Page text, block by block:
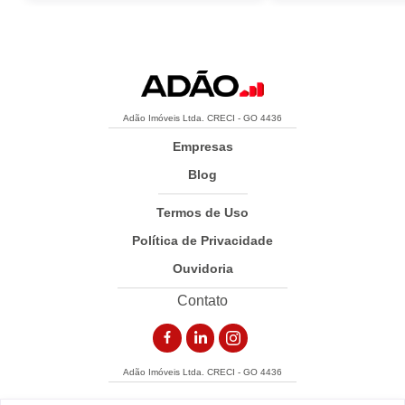
Adão Imóveis Ltda. CRECI - GO 4436
Empresas
Blog
Termos de Uso
Política de Privacidade
Ouvidoria
Contato
Adão Imóveis Ltda. CRECI - GO 4436